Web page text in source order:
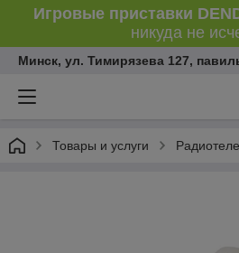
Игровые приставки
никуда не
Минск, ул. Тимирязева 127,
Товары и услуги